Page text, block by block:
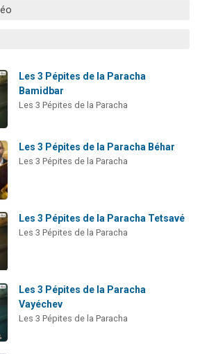
Il reste 49 places pour étudier en groupe sur Zoom
Les 3 Pépites de la Paracha
Bamidbar
Les 3 Pépites de la Paracha
Les 3 Pépites de la Paracha Béhar
Les 3 Pépites de la Paracha
Les 3 Pépites de la Paracha Tetsavé
Les 3 Pépites de la Paracha
Les 3 Pépites de la Paracha
Vayéchev
Les 3 Pépites de la Paracha